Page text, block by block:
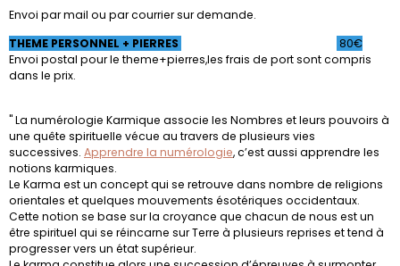
Envoi par mail ou par courrier sur demande.
THEME PERSONNEL + PIERRES
80€
Envoi postal pour le theme+pierres,les frais de port sont compris
dans le prix.
" La numérologie Karmique associe les Nombres et leurs pouvoirs à
une quête spirituelle vécue au travers de plusieurs vies
successives. Apprendre la numérologie, c’est aussi apprendre les
notions karmiques.
Le Karma est un concept qui se retrouve dans nombre de religions
orientales et quelques mouvements ésotériques occidentaux.
Cette notion se base sur la croyance que chacun de nous est un
être spirituel qui se réincarne sur Terre à plusieurs reprises et tend à
progresser vers un état supérieur.